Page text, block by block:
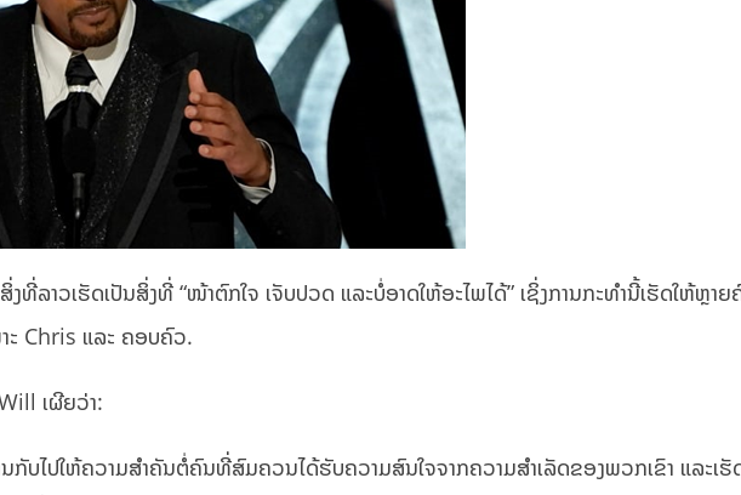
ທີ່ລາວເຮັດເປັນສິ່ງທີ່ “ໜ້າຕົກໃຈ ເຈັບປວດ ແລະບໍ່ອາດໃຫ້ອະໄພໄດ້” ເຊິ່ງການກະທໍານີ້ເຮັດໃຫ້ຫຼາ
ະ Chris ແລະ ຄອບຄົວ.
ເຜີຍວ່າ:
ບໄປໃຫ້ຄວາມສຳຄັນຕໍ່ຄົນທີ່ສົມຄວນໄດ້ຮັບຄວາມສົນໃຈຈາກຄວາມສຳເລັດຂອງພວກເຂົາ ແລະເຮັ